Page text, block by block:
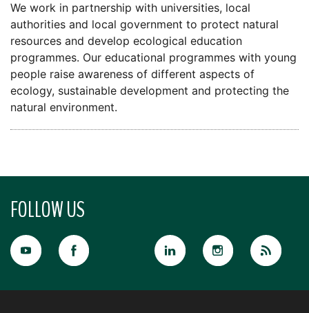
We work in partnership with universities, local
authorities and local government to protect natural
resources and develop ecological education
programmes. Our educational programmes with young
people raise awareness of different aspects of
ecology, sustainable development and protecting the
natural environment.
FOLLOW US